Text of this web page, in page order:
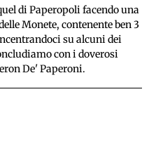
di Paperopoli facendo una
Monete, contenente ben 3
su alcuni dei
con i doverosi
De' Paperoni.